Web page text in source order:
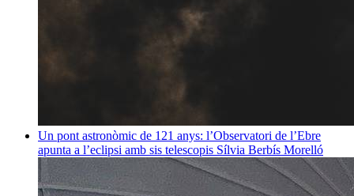
Un pont astronòmic de 121 anys: l’Observatori de l’Ebre
apunta a l’eclipsi amb sis telescopis Sílvia Berbís Morelló